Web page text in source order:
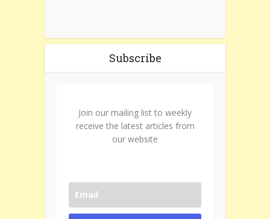
Subscribe
Join our mailing list to weekly
receive the latest articles from
our website